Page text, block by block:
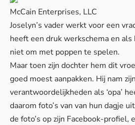
McCain Enterprises, LLC
Joselyn’s vader werkt voor een
heeft een druk werkschema en als
niet om met poppen te spelen.
Maar toen zijn dochter hem dit
goed moest aanpakken. Hij nam zijn
verantwoordelijkheden als ‘opa’
daarom foto’s van van hun dagje
de foto’s op zijn Facebook-profiel,